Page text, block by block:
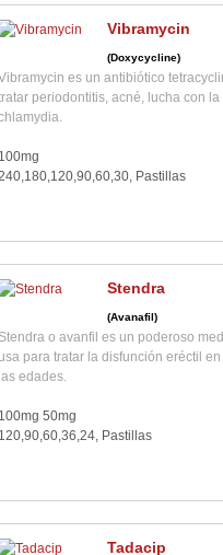
Vibramycin
(Doxycycline)
es un antibiótico
periodontitis, acné, lucha con
100mg
Pastillas
Stendra
(Avanafil)
Stendra o avanfil es un poderoso
usa para tratar la disfunción eréctil
las edades.
100mg 50mg
120,90,60,36,24, Pastillas
Tadacip